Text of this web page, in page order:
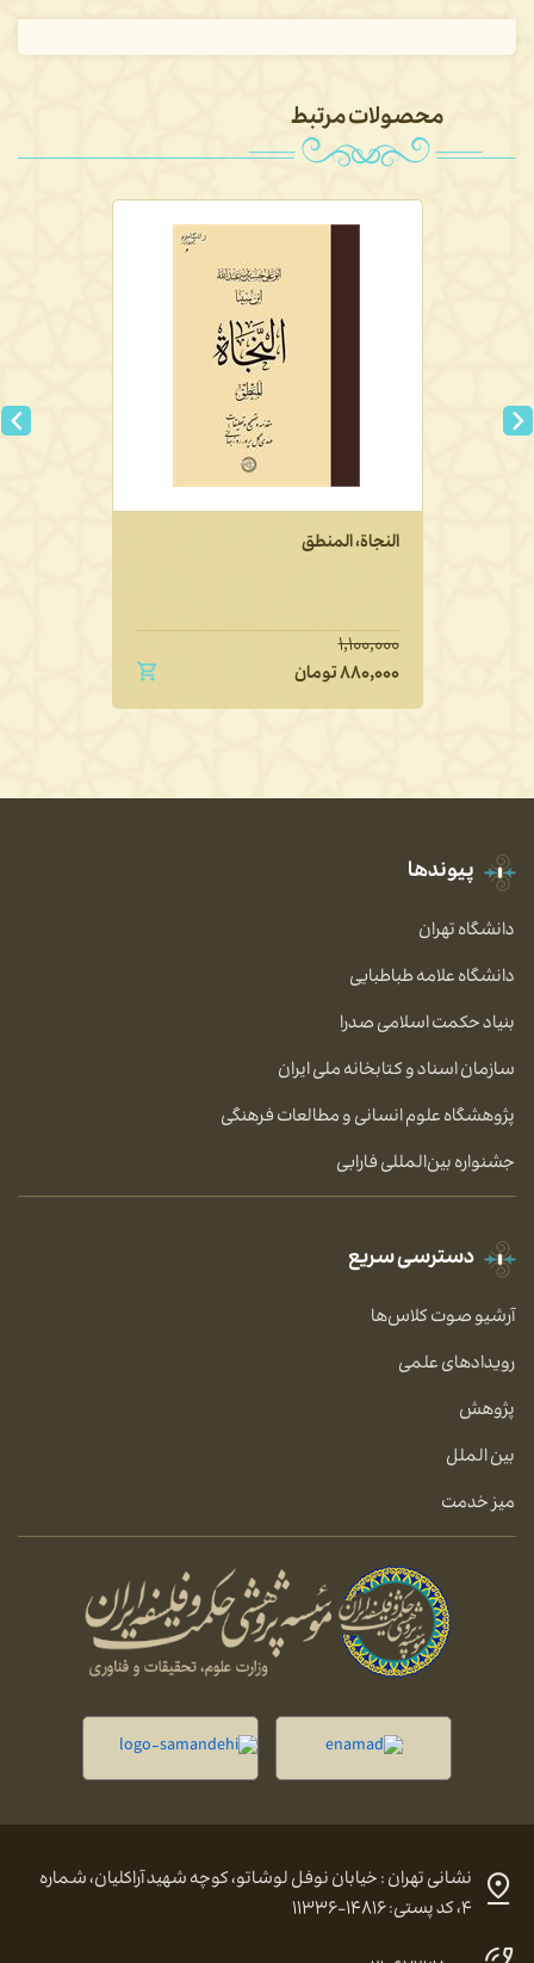
محصولات مرتبط
النجاة، المنطق
۱,۱۰۰,۰۰۰
۸۸۰,۰۰۰تومان
پیوندها
دانشگاه تهران
دانشگاه علامه طباطبایی
بنیاد حکمت اسلامی صدرا
سازمان اسناد و کتابخانه ملی ایران
پژوهشگاه علوم انسانی و مطالعات فرهنگی
جشنواره بین‌المللی فارابی
دسترسی سریع
آرشیو صوت کلاس‌ها
رویدادهای علمی
پژوهش
بین الملل
میز خدمت
نشانی تهران : خیابان نوفل لوشاتو، کوچه شهید آراکلیان، شماره
۴، کد پستی: ۱۴۸۱۶-۱۱۳۳۶